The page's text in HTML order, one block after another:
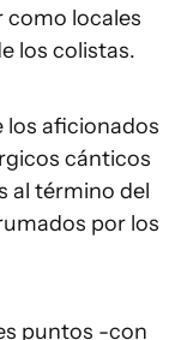
como locales
los colistas.
los aficionados
cánticos
al término del
por los
puntos -con